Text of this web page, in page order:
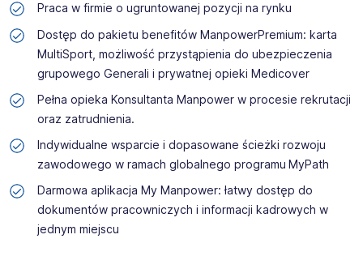
Praca w firmie o ugruntowanej pozycji na rynku
Dostęp do pakietu benefitów ManpowerPremium: karta
MultiSport, możliwość przystąpienia do ubezpieczenia
grupowego Generali i prywatnej opieki Medicover
Pełna opieka Konsultanta Manpower w procesie rekrutacji
oraz zatrudnienia.
Indywidualne wsparcie i dopasowane ścieżki rozwoju
zawodowego w ramach globalnego programu MyPath
Darmowa aplikacja My Manpower: łatwy dostęp do
dokumentów pracowniczych i informacji kadrowych w
jednym miejscu